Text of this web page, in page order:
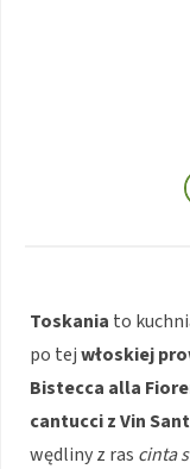
Toskania to
po tejwłoskiej
Bistecca alla
cantucci z Vin
wędliny z ras cinta